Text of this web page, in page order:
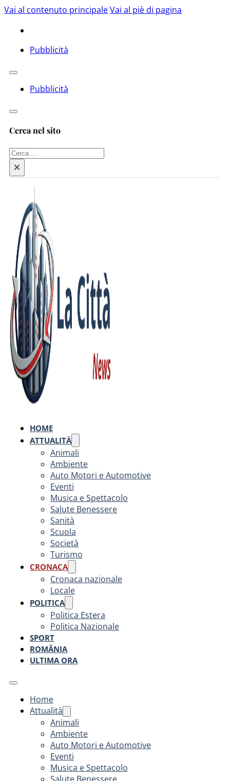
Vai al contenuto principaleVai al piè di pagina
Pubblicità
Pubblicità
Cerca nel sito
Cerca
×
HOME
ATTUALITÀ
Animali
Ambiente
Auto Motori e Automotive
Eventi
Musica e Spettacolo
Salute Benessere
Sanità
Scuola
Società
Turismo
CRONACA
Cronaca nazionale
Locale
POLITICA
Politica Estera
Politica Nazionale
SPORT
ROMÂNIA
ULTIMA ORA
Home
Attualità
Animali
Ambiente
Auto Motori e Automotive
Eventi
Musica e Spettacolo
Salute Benessere